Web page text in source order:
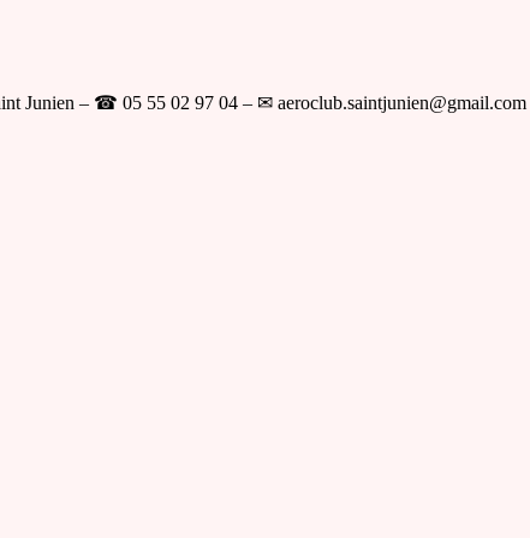
Junien – ☎ 05 55 02 97 04 – ✉ aeroclub.saintjunien@gmail.com